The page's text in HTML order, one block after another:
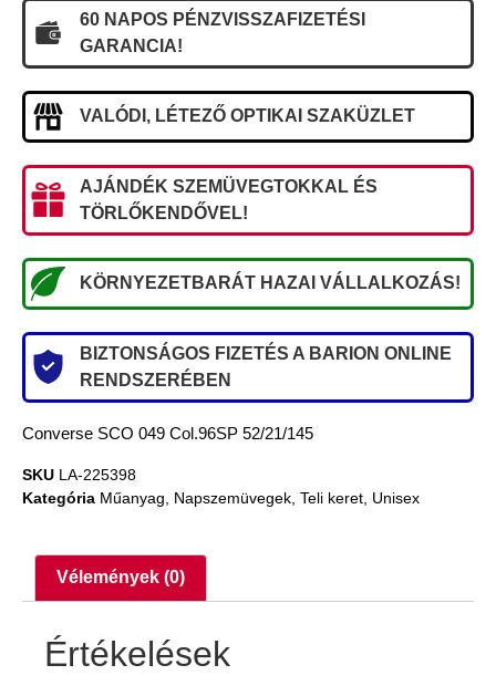
60 NAPOS PÉNZVISSZAFIZETÉSI
GARANCIA!
VALÓDI, LÉTEZŐ OPTIKAI SZAKÜZLET
AJÁNDÉK SZEMÜVEGTOKKAL ÉS
TÖRLŐKENDŐVEL!
KÖRNYEZETBARÁT HAZAI VÁLLALKOZÁS!
BIZTONSÁGOS FIZETÉS A BARION ONLINE
RENDSZERÉBEN
Converse SCO 049 Col.96SP 52/21/145
SKU LA-225398
Kategória Műanyag Napszemüvegek Teli keret Unisex
Vélemények (0)
Értékelések